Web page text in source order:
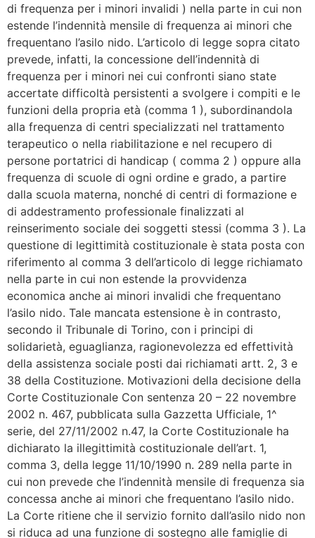
di frequenza per i minori invalidi ) nella parte in cui non
estende l’indennità mensile di frequenza ai minori che
frequentano l’asilo nido. L’articolo di legge sopra citato
prevede, infatti, la concessione dell’indennità di
frequenza per i minori nei cui confronti siano state
accertate difficoltà persistenti a svolgere i compiti e le
funzioni della propria età (comma 1 ), subordinandola
alla frequenza di centri specializzati nel trattamento
terapeutico o nella riabilitazione e nel recupero di
persone portatrici di handicap ( comma 2 ) oppure alla
frequenza di scuole di ogni ordine e grado, a partire
dalla scuola materna, nonché di centri di formazione e
di addestramento professionale finalizzati al
reinserimento sociale dei soggetti stessi (comma 3 ). La
questione di legittimità costituzionale è stata posta con
riferimento al comma 3 dell’articolo di legge richiamato
nella parte in cui non estende la provvidenza
economica anche ai minori invalidi che frequentano
l’asilo nido. Tale mancata estensione è in contrasto,
secondo il Tribunale di Torino, con i principi di
solidarietà, eguaglianza, ragionevolezza ed effettività
della assistenza sociale posti dai richiamati artt. 2, 3 e
38 della Costituzione. Motivazioni della decisione della
Corte Costituzionale Con sentenza 20 – 22 novembre
2002 n. 467, pubblicata sulla Gazzetta Ufficiale, 1^
serie, del 27/11/2002 n.47, la Corte Costituzionale ha
dichiarato la illegittimità costituzionale dell’art. 1,
comma 3, della legge 11/10/1990 n. 289 nella parte in
cui non prevede che l’indennità mensile di frequenza sia
concessa anche ai minori che frequentano l’asilo nido.
La Corte ritiene che il servizio fornito dall’asilo nido non
si riduca ad una funzione di sostegno alle famiglie di